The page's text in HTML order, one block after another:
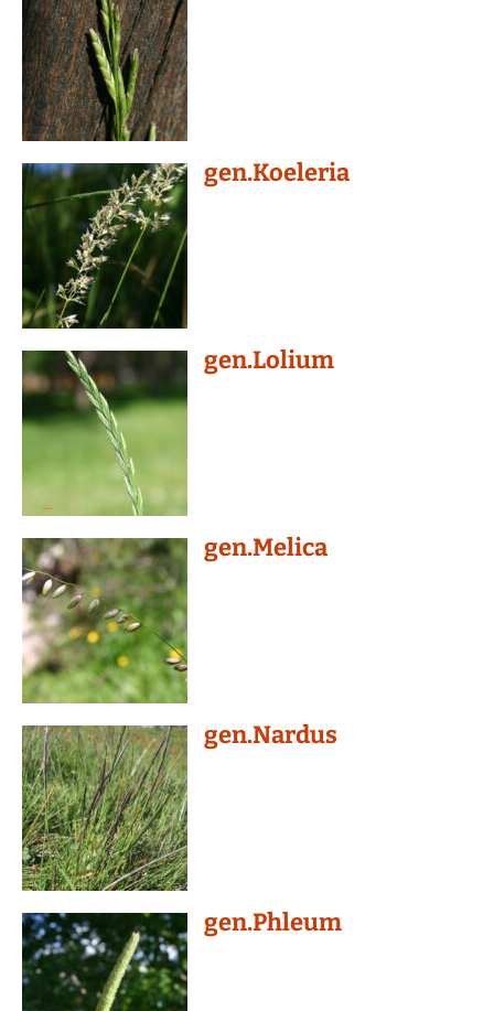
gen.Koeleria
gen.Lolium
gen.Melica
gen.Nardus
gen.Phleum